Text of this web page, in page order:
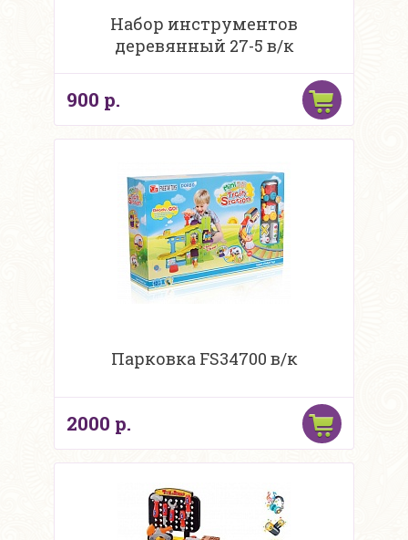
Набор инструментов
деревянный 27-5 в/к
900 р.
Парковка FS34700 в/к
2000 р.